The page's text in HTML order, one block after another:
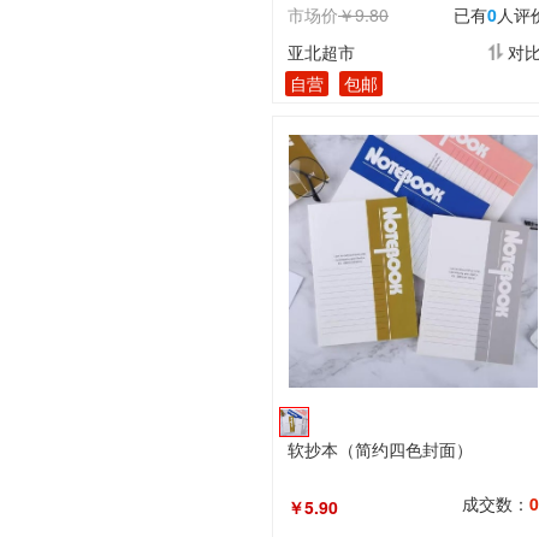
市场价￥9.80 已有0人评
亚北超市
对
自营
包邮
软抄本（简约四色封面）
￥5.90 成交数： 0